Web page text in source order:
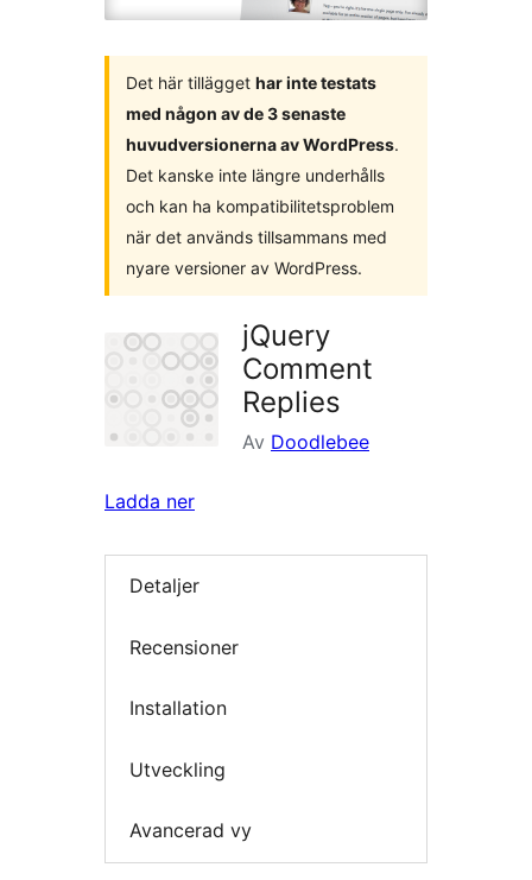
Det här tillägget har inte testats
med någon av de 3 senaste
huvudversionerna av WordPress.
Det kanske inte längre underhålls
och kan ha kompatibilitetsproblem
när det används tillsammans med
nyare versioner av WordPress.
jQuery
Comment
Replies
Av Doodlebee
Ladda ner
Detaljer
Recensioner
Installation
Utveckling
Avancerad vy